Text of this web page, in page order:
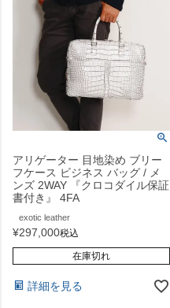
アリゲーター 目地染め ブリー
フケース ビジネス バッグ / メ
ンズ 2WAY 『クロコダイル保証
書付き』 4FA
exotic leather
¥297,000税込
在庫切れ
詳細を見る